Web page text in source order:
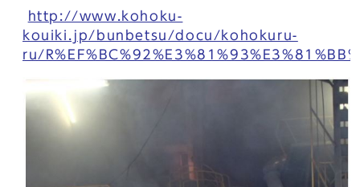
http://www.kohoku-
kouiki.jp/bunbetsu/docu/kohokuru-
ru/